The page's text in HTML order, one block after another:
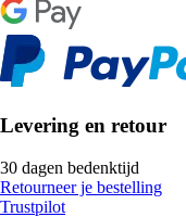
Levering en retour
30 dagen bedenktijd
Retourneer je bestelling
Trustpilot